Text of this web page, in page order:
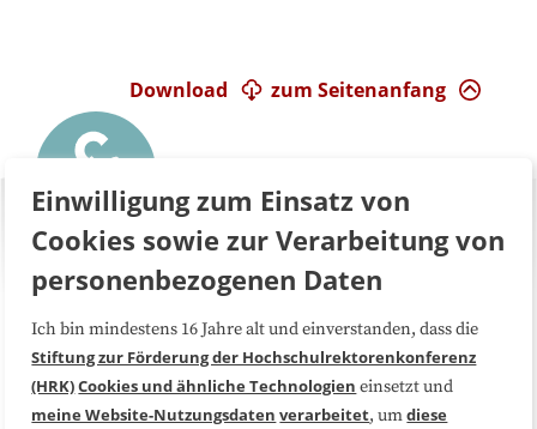
zum Seitenanfang
Download
Über uns FAQ
Medienarbeit Kooperationen
Einwilligung zum Einsatz von
Cookies sowie zur Verarbeitung von
personenbezogenen Daten
Ich bin mindestens 16 Jahre alt und einverstanden, dass die
Stiftung zur Förderung der Hochschulrektorenkonferenz
(HRK)Cookies und ähnliche Technologien einsetzt und
meine Website-Nutzungsdaten verarbeitet, umdiese